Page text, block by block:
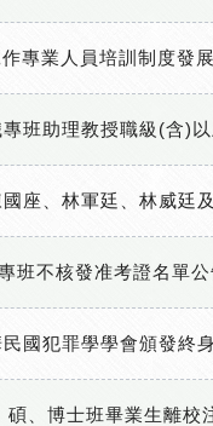
專業人員培訓制度發
專班助理教授職級(含)
座、林軍廷、林威廷
班不核發准考證名單公
國犯罪學學會頒發終
碩、博士班畢業生離校